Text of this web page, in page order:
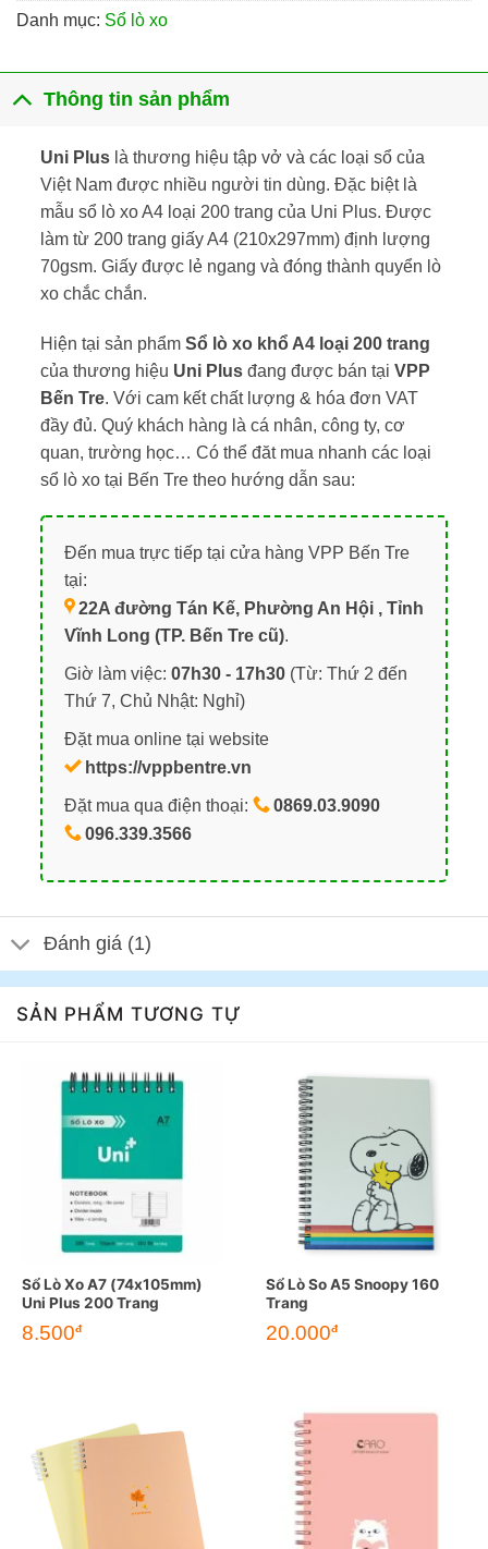
Danh mục: Sổ lò xo
Thông tin sản phẩm
Uni Plus là thương hiệu tập vở và các loại sổ của
Việt Nam được nhiều người tin dùng. Đặc biệt là
mẫu sổ lò xo A4 loại 200 trang của Uni Plus. Được
làm từ 200 trang giấy A4 (210x297mm) định lượng
70gsm. Giấy được lẻ ngang và đóng thành quyển lò
xo chắc chắn.
Hiện tại sản phẩm Sổ lò xo khổ A4 loại 200 trang
của thương hiệu Uni Plusđang được bán tại VPP
Bến Tre. Với cam kết chất lượng & hóa đơn VAT
đầy đủ. Quý khách hàng là cá nhân, công ty, cơ
quan, trường học… Có thể đăt mua nhanh các loại
sổ lò xo tại Bến Tre theo hướng dẫn sau:
Đến mua trực tiếp tại cửa hàng VPP Bến Tre
tại:
22A đường Tán Kế, Phường An Hội , Tỉnh
Vĩnh Long (TP. Bến Tre cũ).
Giờ làm việc: 07h30 - 17h30(Từ: Thứ 2 đến
Thứ 7, Chủ Nhật: Nghỉ)
Đặt mua online tại website
https://vppbentre.vn
Đặt mua qua điện thoại:
0869.03.9090
096.339.3566
Đánh giá (1)
SẢN PHẨM TƯƠNG TỰ
Sổ Lò Xo A7 (74x105mm)
Uni Plus 200 Trang
8.500đ
Sổ Lò So A5 Snoopy 160
Trang
20.000đ